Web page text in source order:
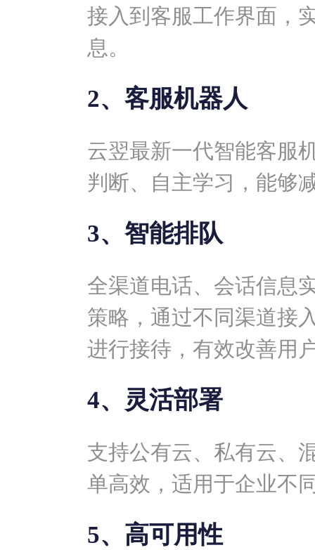
接入到客服工作界面，
息。
2、客服机器人
云翌最新一代智能客服
判断、自主学习，能够
3、智能排队
全渠道电话、会话信息
策略，通过不同渠道接
进行接待，有效改善用
4、灵活部署
支持公有云、私有云、
单高效，适用于企业不
5、高可用性